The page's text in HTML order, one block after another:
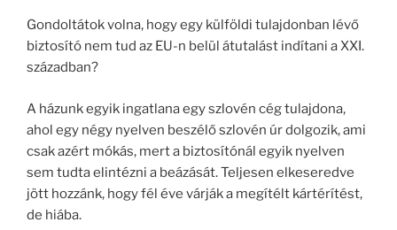
Gondoltátok volna, hogy egy külföldi tulajdonban lévő
biztosító nem tud az EU-n belül átutalást indítani a XXI.
században?
A házunk egyik ingatlana egy szlovén cég tulajdona,
ahol egy négy nyelven beszélő szlovén úr dolgozik, ami
csak azért mókás, mert a biztosítónál egyik nyelven
sem tudta elintézni a beázását. Teljesen elkeseredve
jött hozzánk, hogy fél éve várják a megítélt kártérítést,
de hiába.